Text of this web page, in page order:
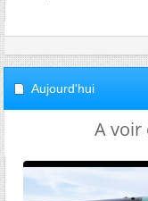
Aujourd'hui
A voir